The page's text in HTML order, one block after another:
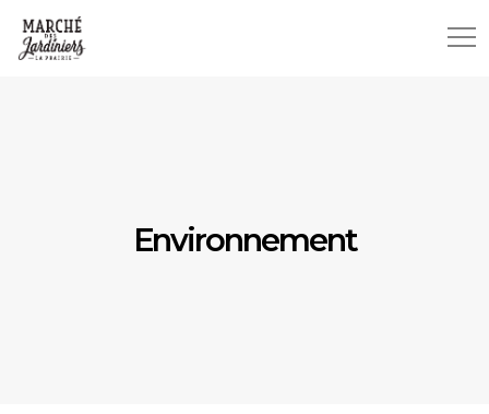
Environnement